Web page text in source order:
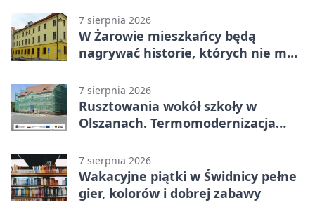
7 sierpnia 2026
W Żarowie mieszkańcy będą
nagrywać historie, których nie ma
7 sierpnia 2026
Rusztowania wokół szkoły w
Olszanach. Termomodernizacja
7 sierpnia 2026
Wakacyjne piątki w Świdnicy pełne
gier, kolorów i dobrej zabawy